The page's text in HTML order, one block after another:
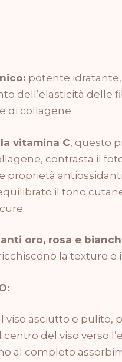
potente
dell’elasticità delle
di collagene.
vitamina C, questo
contrasta il
proprietà
il tono
oro, rosa e
la texture e
viso asciutto e pulito,
del viso verso
al completo